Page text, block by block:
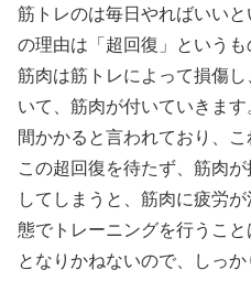
筋トレのは毎日やればいい
の理由は「超回復」というも
筋肉は筋トレによって損傷
いて、筋肉が付いていきま
間かかると言われており、
この超回復を待たず、筋肉
してしまうと、筋肉に疲労
態でトレーニングを行うこ
となりかねないので、しっ